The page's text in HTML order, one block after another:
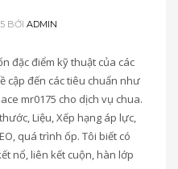
BỞI ADMIN
đặc điểm kỹ thuật của các
cập đến các tiêu chuẩn như
mr0175 cho dịch vụ chua.
Liệu, Xếp hạng áp lực,
quá trình ốp. Tôi biết có
nổ, liên kết cuộn, hàn lớp